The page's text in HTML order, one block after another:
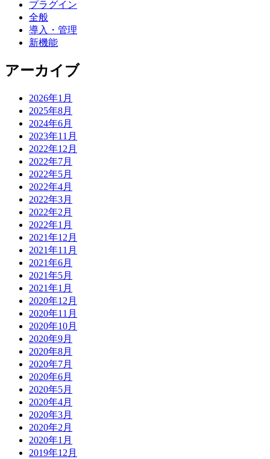
プラグイン
全般
導入・管理
新機能
アーカイブ
2026年1月
2025年8月
2024年6月
2023年11月
2022年12月
2022年7月
2022年5月
2022年4月
2022年3月
2022年2月
2022年1月
2021年12月
2021年11月
2021年6月
2021年5月
2021年1月
2020年12月
2020年11月
2020年10月
2020年9月
2020年8月
2020年7月
2020年6月
2020年5月
2020年4月
2020年3月
2020年2月
2020年1月
2019年12月